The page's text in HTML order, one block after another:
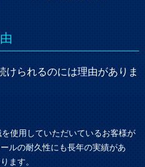
けられるのには理由がありま
使用していただいているお客様が
ルの耐久性にも長年の実績があ
ます。